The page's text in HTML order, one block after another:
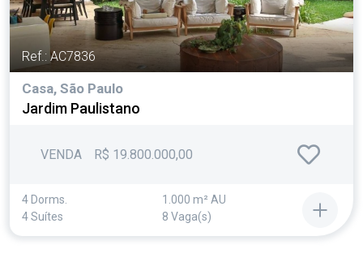
Ref.: AC7836
Casa, São Paulo
Jardim Paulistano
VENDA R$ 19.800.000,00
4 Dorms.
1.000 m² AU
4 Suítes
8 Vaga(s)